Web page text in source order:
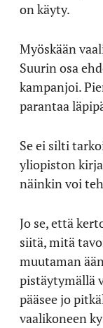
on käyty.
Myöskään
Suurin osa
kampanjoi.
parantaa
Se ei silti
yliopiston
näinkin voi
Jo se, että
siitä, mitä
muutaman
pistäytymällä
pääsee jo
vaalikoneen